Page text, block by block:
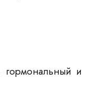
гормональный и